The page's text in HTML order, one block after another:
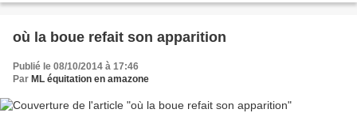
où la boue refait son apparition
Publié le 08/10/2014 à 17:46
Par ML équitation en amazone